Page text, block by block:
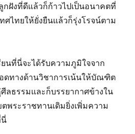
ฝังที่ดีแล้วก็ก้าวไปเป็นอนาคตที่
ไทยให้ยั่งยืนแล้วก็รุ่งโรจน์ตาม
นที่นี่จะได้รับความภูมิใจจาก
ดทางด้านวิชาการเน้นให้บัณฑิต
ลธรรมและก็บรรยากาศข้างใน
พระราชทานเดิมยิ่งเพิ่มความ